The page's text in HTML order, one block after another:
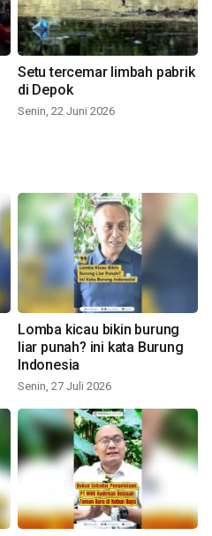
Setu tercemar limbah pabrik
di Depok
Senin, 22 Juni 2026
Lomba kicau bikin burung
liar punah? ini kata Burung
Indonesia
Senin, 27 Juli 2026